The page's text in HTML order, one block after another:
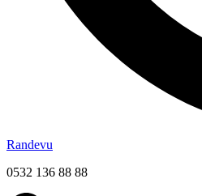
Randevu
0532 136 88 88